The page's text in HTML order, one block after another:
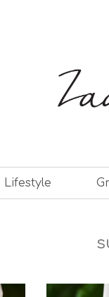
Lifestyle